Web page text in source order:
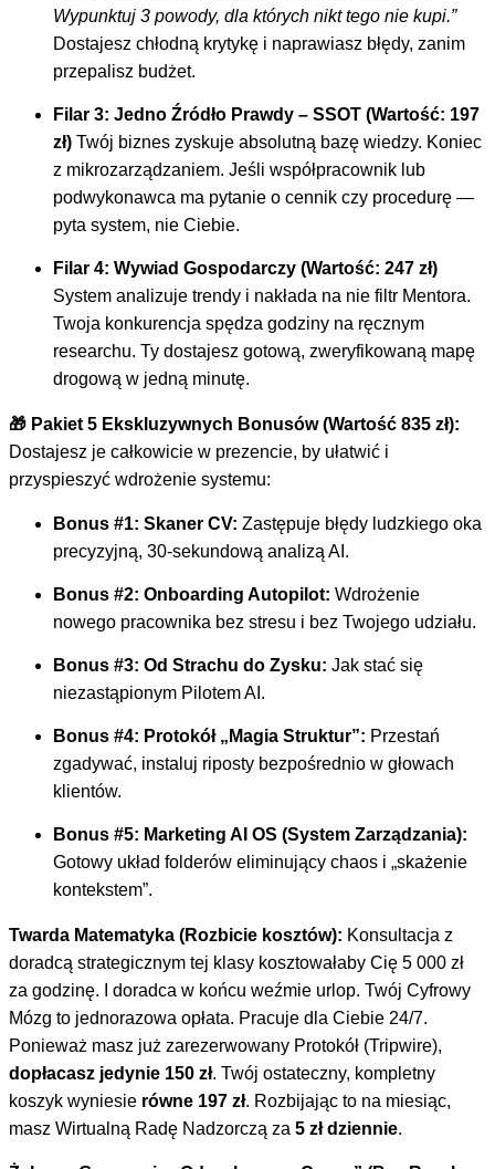
Wypunktuj 3 powody, dla których nikt tego nie kupi.”
Dostajesz chłodną krytykę i naprawiasz błędy, zanim
przepalisz budżet.
Filar 3: Jedno Źródło Prawdy – SSOT (Wartość: 197
zł) Twój biznes zyskuje absolutną bazę wiedzy. Koniec
z mikrozarządzaniem. Jeśli współpracownik lub
podwykonawca ma pytanie o cennik czy procedurę —
pyta system, nie Ciebie.
Filar 4: Wywiad Gospodarczy (Wartość: 247 zł)
System analizuje trendy i nakłada na nie filtr Mentora.
Twoja konkurencja spędza godziny na ręcznym
researchu. Ty dostajesz gotową, zweryfikowaną mapę
drogową w jedną minutę.
🎁 Pakiet 5 Ekskluzywnych Bonusów (Wartość 835 zł):
Dostajesz je całkowicie w prezencie, by ułatwić i
przyspieszyć wdrożenie systemu:
Bonus #1: Skaner CV: Zastępuje błędy ludzkiego oka
precyzyjną, 30-sekundową analizą AI.
Bonus #2: Onboarding Autopilot: Wdrożenie
nowego pracownika bez stresu i bez Twojego udziału.
Bonus #3: Od Strachu do Zysku: Jak stać się
niezastąpionym Pilotem AI.
Bonus #4: Protokół „Magia Struktur”: Przestań
zgadywać, instaluj riposty bezpośrednio w głowach
klientów.
Bonus #5: Marketing AI OS (System Zarządzania):
Gotowy układ folderów eliminujący chaos i „skażenie
kontekstem”.
Twarda Matematyka (Rozbicie kosztów): Konsultacja z
doradcą strategicznym tej klasy kosztowałaby Cię 5 000 zł
za godzinę. I doradca w końcu weźmie urlop. Twój Cyfrowy
Mózg to jednorazowa opłata. Pracuje dla Ciebie 24/7.
Ponieważ masz już zarezerwowany Protokół (Tripwire),
dopłacasz jedynie 150 zł. Twój ostateczny, kompletny
koszyk wyniesie równe 197 zł. Rozbijając to na miesiąc,
masz Wirtualną Radę Nadzorczą za 5 zł dziennie.